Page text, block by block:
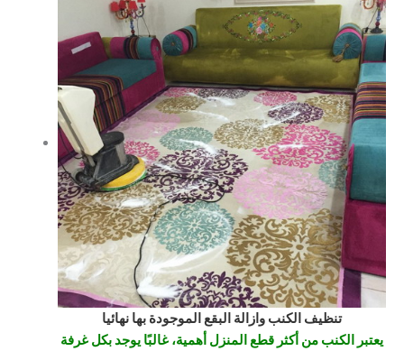
تنظيف الكنب وازالة البقع الموجودة بها نهائيا
يعتبر الكنب من أكثر قطع المنزل أهمية، غالبًا يوجد بكل غرفة